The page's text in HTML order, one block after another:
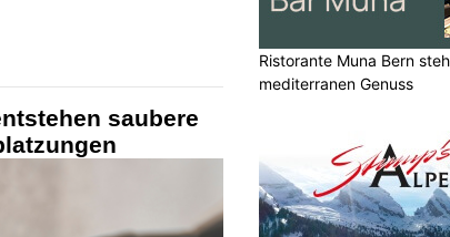
saubere
Ristorante Muna Bern
mediterranen Genuss